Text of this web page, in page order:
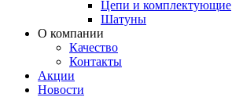
Цепи и комплектующие
Шатуны
О компании
Качество
Контакты
Акции
Новости